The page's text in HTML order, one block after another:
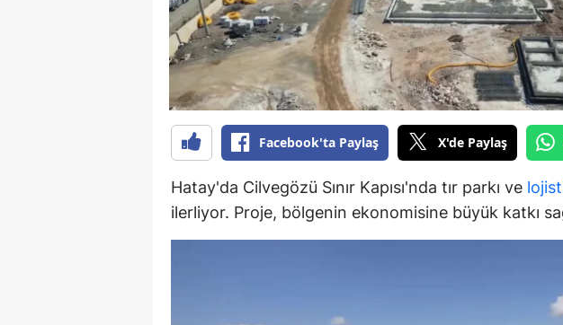
Bitlis
Bolu
Burdur
Bursa
Çanakkale
Çankırı
Facebook'ta Paylaş X'de Paylaş
Hatay'da Cilvegözü Sınır Kapısı'nda tır parkı ve
ilerliyor. Proje, bölgenin ekonomisine büyük katkı